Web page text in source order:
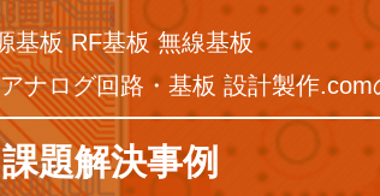
基板 RF基板 無線基板
ナログ回路・基板 設計製作.com
課題解決事例